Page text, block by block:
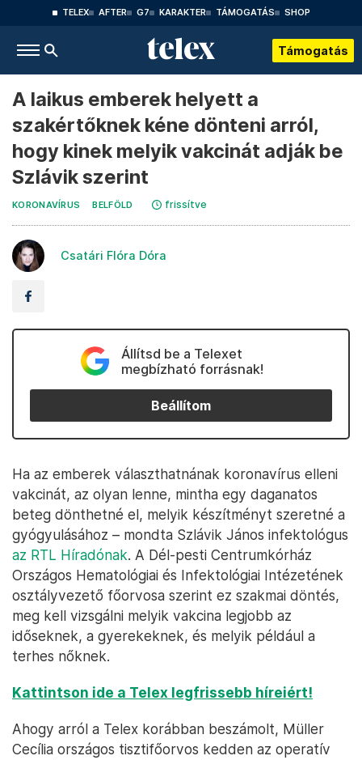
TELEX AFTER G7 KARAKTER TÁMOGATÁS SHOP
Támogatás
A laikus emberek helyett a
szakértőknek kéne dönteni arról,
hogy kinek melyik vakcinát adják be
Szlávik szerint
KORONAVÍRUS BELFÖLD frissítve
Csatári Flóra Dóra
Állítsd be a Telexet
megbízható forrásnak!
Beállítom
Ha az emberek választhatnának koronavírus elleni
vakcinát, az olyan lenne, mintha egy daganatos
beteg dönthetné el, melyik készítményt szeretné a
gyógyulásához – mondta Szlávik János infektológus
az RTL Híradónak. A Dél-pesti Centrumkórház
Országos Hematológiai és Infektológiai Intézetének
osztályvezető főorvosa szerint ez szakmai döntés,
meg kell vizsgálni melyik vakcina legjobb az
időseknek, a gyerekeknek, és melyik például a
terhes nőknek.
Kattintson ide a Telex legfrissebb híreiért!
Ahogy arról a Telex korábban beszámolt, Müller
Cecília országos tisztifőorvos kedden az operatív